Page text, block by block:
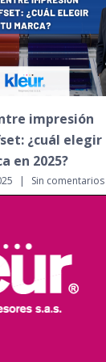
Material
tu marca
octubre 21st, 2025